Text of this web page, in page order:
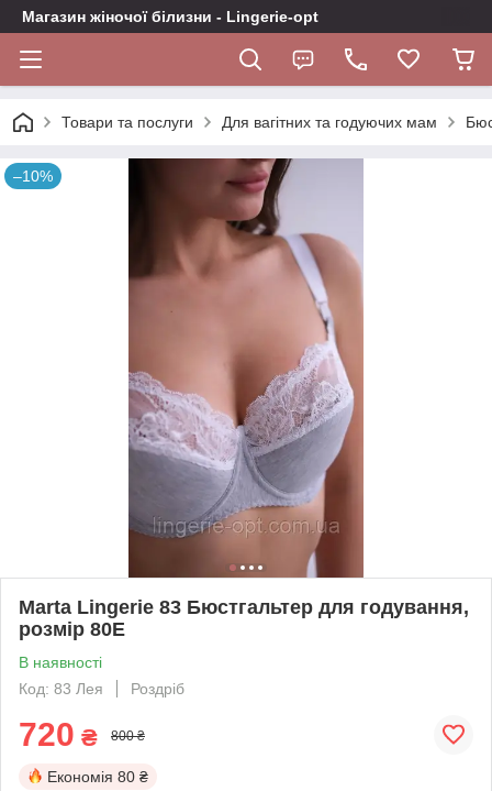
Магазин жіночої білизни - Lingerie-opt
Товари та послуги Для вагітних та годуючих мам
–10%
Marta Lingerie 83 Бюстгальтер для годування,
розмір 80Е
В наявності
Код: 83 Лея
Роздріб
720 ₴ 800 ₴
Економія 80 ₴